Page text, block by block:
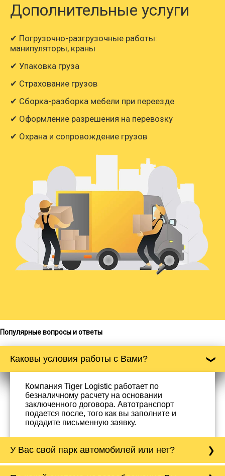
Дополнительные услуги
✔ Погрузочно-разгрузочные работы:
манипуляторы, краны
✔ Упаковка груза
✔ Страхование грузов
✔ Сборка-разборка мебели при переезде
✔ Оформление разрешения на перевозку
✔ Охрана и сопровождение грузов
Популярные вопросы и ответы
Каковы условия работы с Вами?
Компания Tiger Logistic работает по
безналичному расчету на основании
заключенного договора. Автотранспорт
подается после, того как вы заполните и
подадите письменную заявку.
У Вас свой парк автомобилей или нет?